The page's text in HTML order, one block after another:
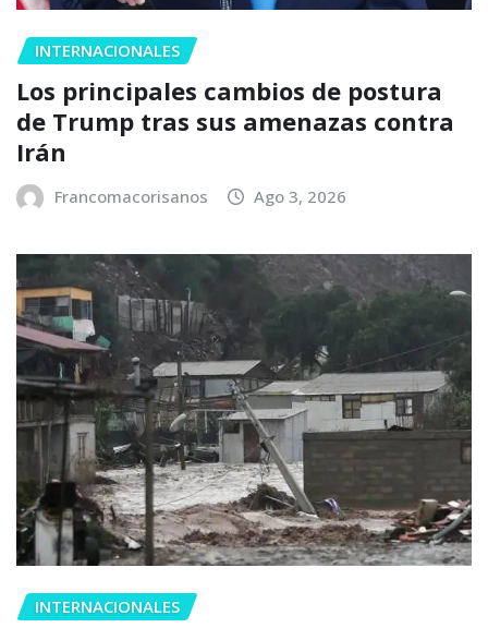
INTERNACIONALES
Los principales cambios de postura
de Trump tras sus amenazas contra
Irán
Francomacorisanos Ago 3, 2026
INTERNACIONALES